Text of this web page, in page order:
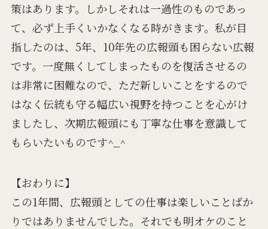
策はあります。しかしそれは一過性のものであっ
て、必ず上手くいかなくなる時がきます。私が目
指したのは、5年、10年先の広報頭も困らない広報
です。一度無くしてしまったものを復活させるの
は非常に困難なので、ただ新しいことをするので
はなく伝統も守る幅広い視野を持つことを心がけ
ましたし、次期広報頭にも丁寧な仕事を意識して
もらいたいものです^_^
【おわりに】
この1年間、広報頭としての仕事は楽しいことばか
りではありませんでした。それでも明オケのこと